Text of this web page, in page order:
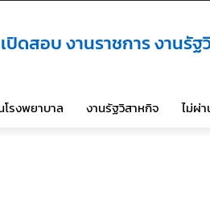
เปิดสอบ งานราชการ งานรั
โรงพยาบาล งานรัฐวิสาหกิจ ไม่ผ่